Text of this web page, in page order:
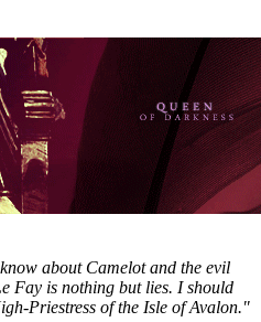
about Camelot and the evil
Fay is nothing but lies. I should
Priestress of the Isle of Avalon."